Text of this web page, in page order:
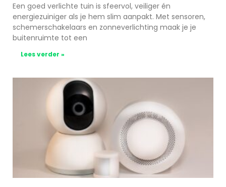
Een goed verlichte tuin is sfeervol, veiliger én
energiezuiniger als je hem slim aanpakt. Met sensoren,
schemerschakelaars en zonneverlichting maak je je
buitenruimte tot een
Lees verder »